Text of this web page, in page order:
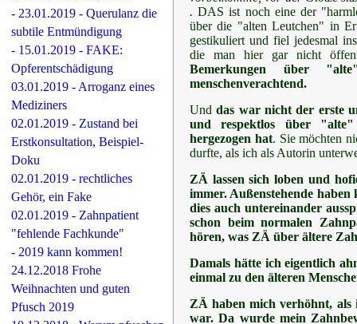
- 23.01.2019 - Querulanz die
subtile Entmündigung
- 15.01.2019 - FAKE:
Opferentschädigung
03.01.2019 - Arroganz eines
Mediziners
02.01.2019 - Zustand bei
Erstkonsultation, Beispiel-
Doku
02.01.2019 - rechtliches
Gehör, ein Fake
02.01.2019 - Zahnpatient
"fehlende Fachkunde"
- 2019 kann kommen!
24.12.2018 Frohe
Weihnachten und guten
Pfusch 2019
.DAS ist noch eine der
über die "alten Leutchen" in
gestikuliert und fiel jedesmal
die man hier gar nicht
Bemerkungen über
menschenverachtend.
Unddas war nicht der erste
und respektlos über
hergezogen hat. Sie möchten
durfte, als ich als Autorin
ZÄ lassen sich loben und
immer. Außenstehende
dies auch untereinander
schon beim normalen
hören, was ZÄ über ältere
Damals hätte ich eigentlich
einmal zu den älteren
ZÄ haben mich verhöhnt, als
war. Da wurde mein